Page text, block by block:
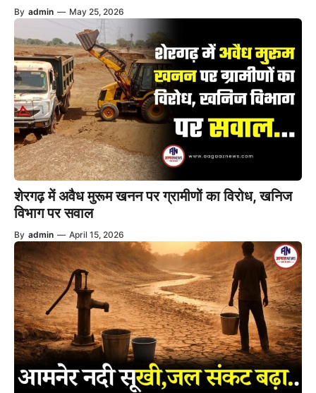
By admin — May 25, 2026
शेरगढ़ में अवैध मुरूम खनन पर ग्रामीणों का विरोध, खनिज
विभाग पर सवाल
By admin — April 15, 2026